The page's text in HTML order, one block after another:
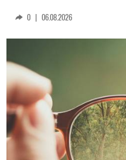
0 | 06.08.2026